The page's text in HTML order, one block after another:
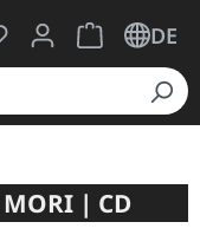
hast 0 Produkte
Warenkorb
DE
MORI | CD